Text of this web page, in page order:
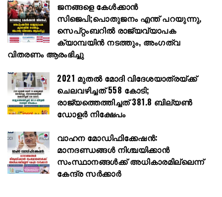
ജനങ്ങളെ കേൾക്കാൻ
സിജെപി;പൊതുജനം എന്ത് പറയുന്നു,
സെപ്റ്റംബറിൽ രാജ്യവ്യാപക
ക്യാമ്പയിൻ നടത്തും, അംഗത്വ
വിതരണം ആരംഭിച്ചു
2021 മുതൽ മോദി വിദേശയാത്രയ്ക്ക്
ചെലവഴിച്ചത് 558 കോടി;
രാജ്യത്തെത്തിച്ചത് 381.8 ബില്യൺ
ഡോളർ നിക്ഷേപം
വാഹന മോഡിഫിക്കേഷൻ:
മാനദണ്ഡങ്ങൾ നിശ്ചയിക്കാൻ
സംസ്ഥാനങ്ങൾക്ക് അധികാരമില്ലെന്ന്
കേന്ദ്ര സർക്കാർ